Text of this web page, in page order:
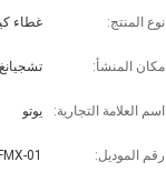
نوع المنتج: غطاء
مكان المنشأ:
اسم العلامة التجارية: يوتو
رقم الموديل: FMX-01